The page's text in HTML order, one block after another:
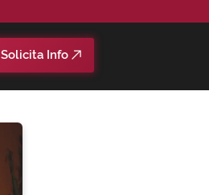
Solicita Info